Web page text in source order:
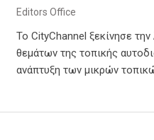
Editors Office
Το CityChannel ξεκίνησε
θεμάτων της τοπικής
ανάπτυξη των μικρών